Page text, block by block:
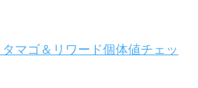
タマゴ＆リワード個体値チェッ